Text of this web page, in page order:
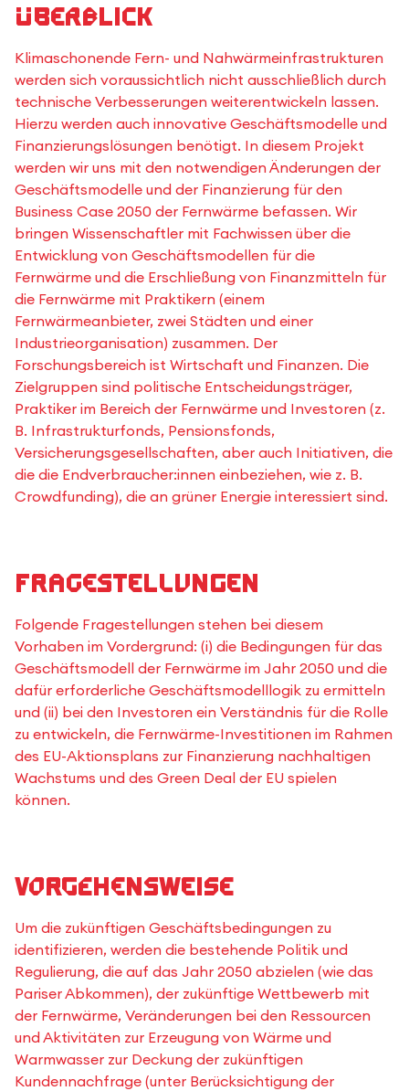
Überblick
Klimaschonende Fern- und Nahwärmeinfrastrukturen
werden sich voraussichtlich nicht ausschließlich durch
technische Verbesserungen weiterentwickeln lassen.
Hierzu werden auch innovative Geschäftsmodelle und
Finanzierungslösungen benötigt. In diesem Projekt
werden wir uns mit den notwendigen Änderungen der
Geschäftsmodelle und der Finanzierung für den
Business Case 2050 der Fernwärme befassen. Wir
bringen Wissenschaftler mit Fachwissen über die
Entwicklung von Geschäftsmodellen für die
Fernwärme und die Erschließung von Finanzmitteln für
die Fernwärme mit Praktikern (einem
Fernwärmeanbieter, zwei Städten und einer
Industrieorganisation) zusammen. Der
Forschungsbereich ist Wirtschaft und Finanzen. Die
Zielgruppen sind politische Entscheidungsträger,
Praktiker im Bereich der Fernwärme und Investoren (z.
B. Infrastrukturfonds, Pensionsfonds,
Versicherungsgesellschaften, aber auch Initiativen, die
die die Endverbraucher:innen einbeziehen, wie z. B.
Crowdfunding), die an grüner Energie interessiert sind.
Fragestellungen
Folgende Fragestellungen stehen bei diesem
Vorhaben im Vordergrund: (i) die Bedingungen für das
Geschäftsmodell der Fernwärme im Jahr 2050 und die
dafür erforderliche Geschäftsmodelllogik zu ermitteln
und (ii) bei den Investoren ein Verständnis für die Rolle
zu entwickeln, die Fernwärme-Investitionen im Rahmen
des EU-Aktionsplans zur Finanzierung nachhaltigen
Wachstums und des Green Deal der EU spielen
können.
Vorgehensweise
Um die zukünftigen Geschäftsbedingungen zu
identifizieren, werden die bestehende Politik und
Regulierung, die auf das Jahr 2050 abzielen (wie das
Pariser Abkommen), der zukünftige Wettbewerb mit
der Fernwärme, Veränderungen bei den Ressourcen
und Aktivitäten zur Erzeugung von Wärme und
Warmwasser zur Deckung der zukünftigen
Kundennachfrage (unter Berücksichtigung der